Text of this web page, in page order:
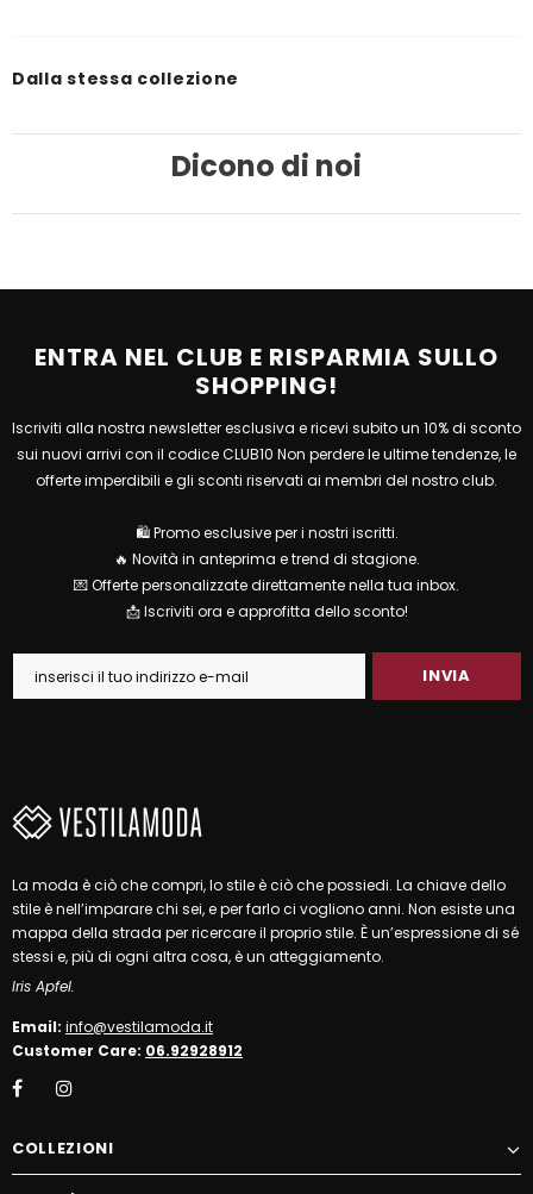
Dalla stessa collezione
Dicono di noi
ENTRA NEL CLUB E RISPARMIA SULLO
SHOPPING!
Iscriviti alla nostra newsletter esclusiva e ricevi subito un 10% di sconto
sui nuovi arrivi con il codice CLUB10 Non perdere le ultime tendenze, le
offerte imperdibili e gli sconti riservati ai membri del nostro club.
🛍 Promo esclusive per i nostri iscritti.
🔥 Novità in anteprima e trend di stagione.
💌 Offerte personalizzate direttamente nella tua inbox.
📩 Iscriviti ora e approfitta dello sconto!
La moda è ciò che compri, lo stile è ciò che possiedi. La chiave dello
stile è nell’imparare chi sei, e per farlo ci vogliono anni. Non esiste una
mappa della strada per ricercare il proprio stile. È un’espressione di sé
stessi e, più di ogni altra cosa, è un atteggiamento.
Iris Apfel.
Email: info@vestilamoda.it
Customer Care: 06.92928912
COLLEZIONI